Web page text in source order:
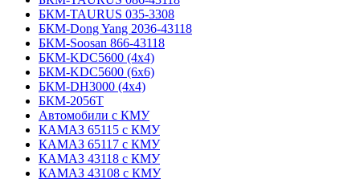
БКМ-TAURUS 035-3308
БКМ-Dong Yang 2036-43118
БКМ-Soosan 866-43118
БКМ-KDC5600 (4x4)
БКМ-KDC5600 (6x6)
БКМ-DH3000 (4x4)
БКМ-2056Т
Автомобили с КМУ
КАМАЗ 65115 с КМУ
КАМАЗ 65117 с КМУ
КАМАЗ 43118 с КМУ
КАМАЗ 43108 с КМУ